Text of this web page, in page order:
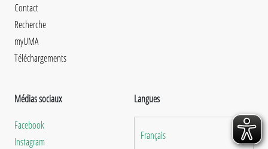
Contact
Recherche
myUMA
Téléchargements
Médias sociaux
Facebook
Instagram
Langues
Français